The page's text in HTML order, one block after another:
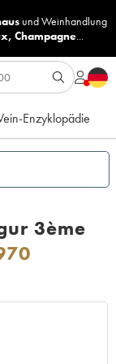
undWeinhandlung
, Champagne...
Enzyklopädie
3ème